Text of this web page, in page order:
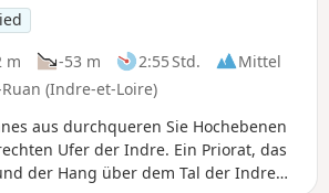
m -53 m 2:55 Std.
Mittel
(Indre-et-Loire)
aus durchqueren Sie Hochebenen
Ufer der Indre. Ein Priorat, das
der Hang über dem Tal der Indre